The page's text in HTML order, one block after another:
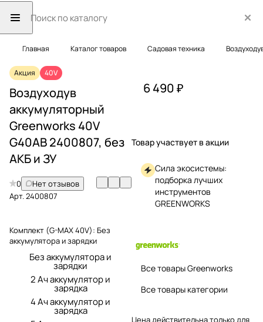
Главная Каталог товаров Садовая техника
Акция 40V
Воздуходув
аккумуляторный
Greenworks 40V
G40AB 2400807, без
АКБ и ЗУ
0
Нет отзывов
Арт.2400807
Комплект (G-MAX 40V): Без
аккумулятора и зарядки
Без аккумулятора и
зарядки
2 Ач аккумулятор и
зарядка
4 Ач аккумулятор и
зарядка
6 490 ₽
Товар участвует в акции
Сила экосистемы:
подборка лучших
инструментов
GREENWORKS
Все товары Greenworks
Все товары категории
Цена действительна только для